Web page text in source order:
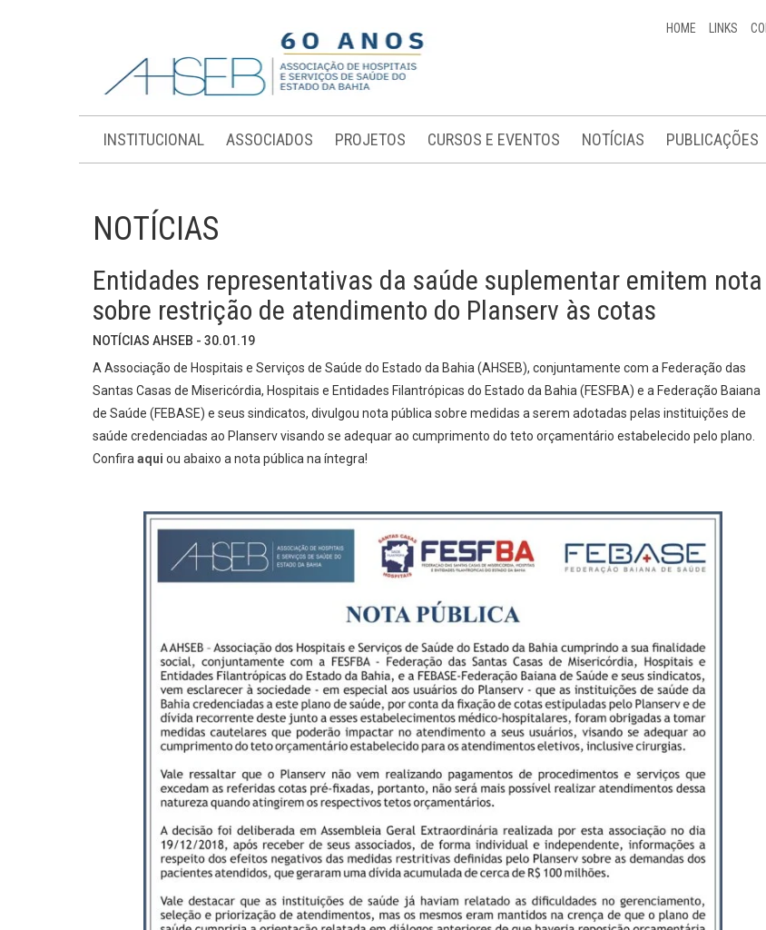
HOME LINKS
INSTITUCIONAL ASSOCIADOS PROJETOS CURSOS E EVENTOS NOTÍCIAS PUBLICAÇÕES
NOTÍCIAS
Entidades representativas da saúde suplementar emitem nota
sobre restrição de atendimento do Planserv às cotas
NOTÍCIAS AHSEB - 30.01.19
A Associação de Hospitais e Serviços de Saúde do Estado da Bahia (AHSEB), conjuntamente com a Federação das
Santas Casas de Misericórdia, Hospitais e Entidades Filantrópicas do Estado da Bahia (FESFBA) e a Federação Baiana
de Saúde (FEBASE) e seus sindicatos, divulgou nota pública sobre medidas a serem adotadas pelas instituições de
saúde credenciadas ao Planserv visando se adequar ao cumprimento do teto orçamentário estabelecido pelo plano.
Confira aqui ou abaixo a nota pública na íntegra!